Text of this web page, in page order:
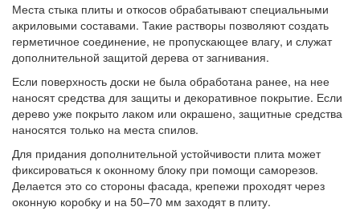
Места стыка плиты и откосов обрабатывают специальными
акриловыми составами. Такие растворы позволяют создать
герметичное соединение, не пропускающее влагу, и служат
дополнительной защитой дерева от загнивания.
Если поверхность доски не была обработана ранее, на нее
наносят средства для защиты и декоративное покрытие. Если
дерево уже покрыто лаком или окрашено, защитные средства
наносятся только на места спилов.
Для придания дополнительной устойчивости плита может
фиксироваться к оконному блоку при помощи саморезов.
Делается это со стороны фасада, крепежи проходят через
оконную коробку и на 50–70 мм заходят в плиту.